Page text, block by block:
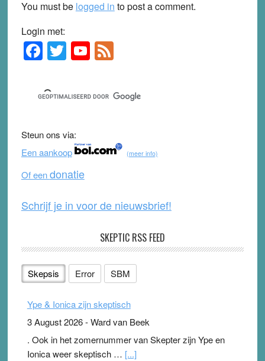
You must be logged in to post a comment.
Login met:
Primary
Sidebar
F
a
c
e
b
o
o
k
T
wi
tt
er
Y
o
u
T
b
e
F
e
d
Steun ons via:
Een aankoop
(meer info)
Of eendonatie
Schrijf je in voor de nieuwsbrief!
SKEPTIC RSS FEED
Skepsis Error SBM
Ype & Ionica zijn skeptisch
3 August 2026-Ward van Beek
. Ook in het zomernummer van Skepter zijn Ype en
Ionica weer skeptisch … [...]